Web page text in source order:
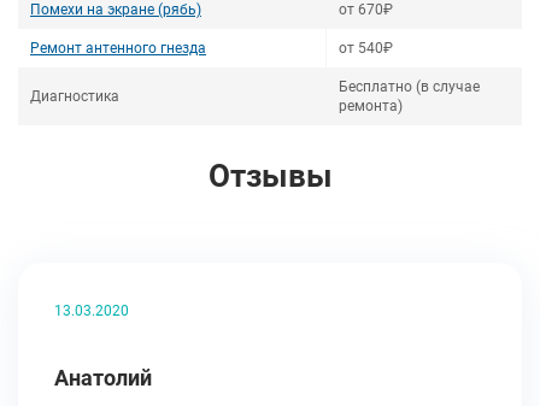
Помехи на экране (рябь) от 670₽
Ремонт антенного гнезда от 540₽
Диагностика
Бесплатно (в случае
ремонта)
Отзывы
13.03.2020
Анатолий